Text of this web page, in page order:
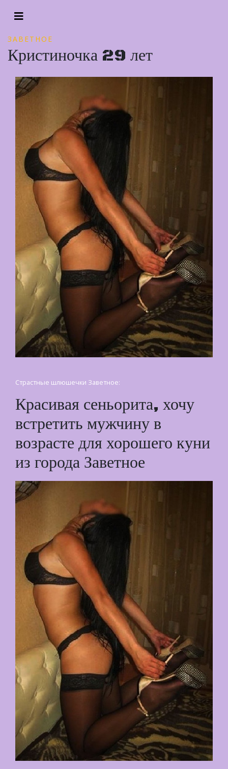
ЗАВЕТНОЕ
Кристиночка 29 лет
Страстные шлюшечки Заветное:
Красивая сеньорита, хочу
встретить мужчину в
возрасте для хорошего куни
из города Заветное